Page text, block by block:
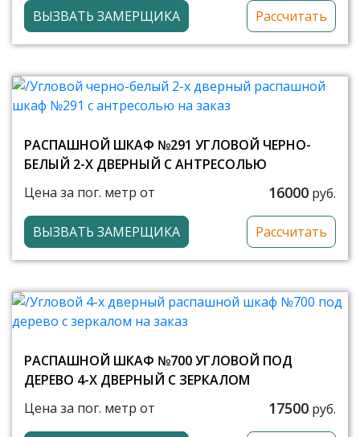
ВЫЗВАТЬ ЗАМЕРЩИКА Рассчитать
РАСПАШНОЙ ШКАФ №291 УГЛОВОЙ ЧЕРНО-
БЕЛЫЙ 2-Х ДВЕРНЫЙ С АНТРЕСОЛЬЮ
Цена за пог. метр от
16000 руб.
ВЫЗВАТЬ ЗАМЕРЩИКА Рассчитать
РАСПАШНОЙ ШКАФ №700 УГЛОВОЙ ПОД
ДЕРЕВО 4-Х ДВЕРНЫЙ С ЗЕРКАЛОМ
Цена за пог. метр от
17500 руб.